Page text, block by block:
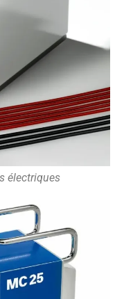
électriques